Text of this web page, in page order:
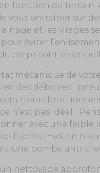
fonction du terrain.
vous entraîner sur
et les virages
éviter
corps sont
mécanique de
des déboires :
freins
n’est pas idéal !
avec une
l’après-midi en
une bombe anti-
un nettoyage